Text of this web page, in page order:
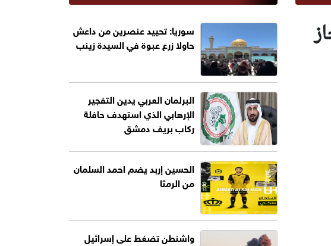
سوريا: تحييد عنصرين من داعش
حاولا زرع عبوة في السيدة زينب
البرلمان العربي يدين التفجير
الإرهابي الذي استهدف حافلة
ركاب بريف دمشق
الحسين إربد يضم احمد السلمان
من الرمثا
واشنطن تضغط على إسرائيل